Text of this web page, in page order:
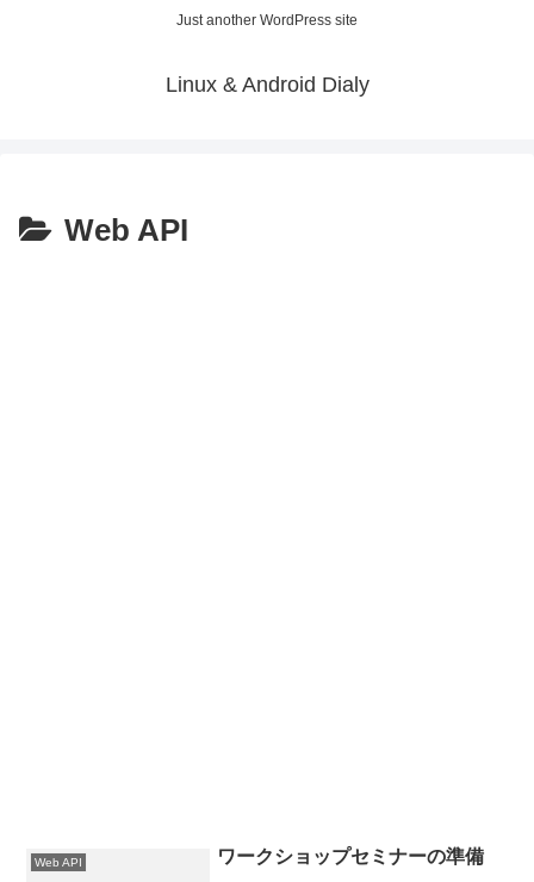
Just another WordPress site
Linux & Android Dialy
Web API
Web API ワークショップセミナーの準備